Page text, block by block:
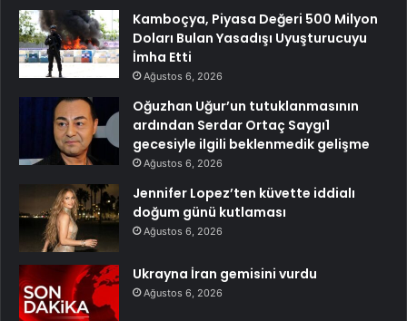
Kamboçya, Piyasa Değeri 500 Milyon
Doları Bulan Yasadışı Uyuşturucuyu
İmha Etti
Ağustos 6, 2026
Oğuzhan Uğur’un tutuklanmasının
ardından Serdar Ortaç Saygı1
gecesiyle ilgili beklenmedik gelişme
Ağustos 6, 2026
Jennifer Lopez’ten küvette iddialı
doğum günü kutlaması
Ağustos 6, 2026
Ukrayna İran gemisini vurdu
Ağustos 6, 2026